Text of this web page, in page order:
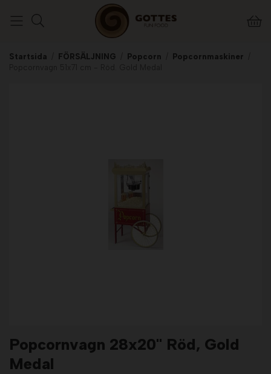
Startsida FÖRSÄLJNING Popcorn Popcornmaskiner
Popcornvagn 28x20" Röd, Gold
Medal